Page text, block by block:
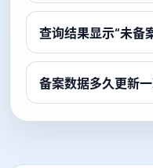
查询结果显示“未备
备案数据多久更新一